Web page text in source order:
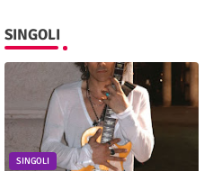
SINGOLI
SINGOLI